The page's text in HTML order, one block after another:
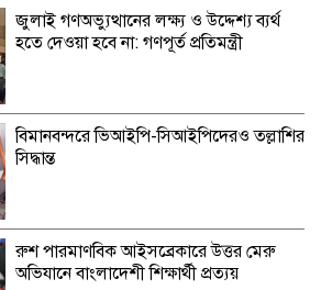
জুলাই গণঅভ্যুত্থানের লক্ষ্য ও উদ্দেশ্য ব্যর্থ
হতে দেওয়া হবে না: গণপূর্ত প্রতিমন্ত্রী
বিমানবন্দরে ভিআইপি-সিআইপিদেরও তল্লাশির
সিদ্ধান্ত
রুশ পারমাণবিক আইসব্রেকারে উত্তর মেরু
অভিযানে বাংলাদেশী শিক্ষার্থী প্রত্যয়